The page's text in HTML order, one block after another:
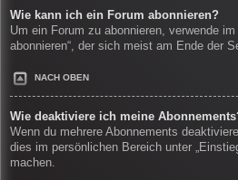
Wie kann ich ein Forum abonnieren?
Um ein Forum zu abonnieren, verwende
abonnieren“, der sich meist am Ende der
NACH OBEN
Wie deaktiviere ich meine
Wenn du mehrere Abonnements
dies im persönlichen Bereich unter
machen.